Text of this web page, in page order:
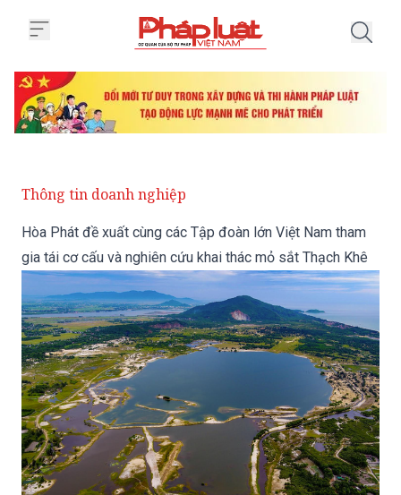
Thông tin doanh nghiệp
Hòa Phát đề xuất cùng các Tập đoàn lớn Việt Nam tham
gia tái cơ cấu và nghiên cứu khai thác mỏ sắt Thạch Khê